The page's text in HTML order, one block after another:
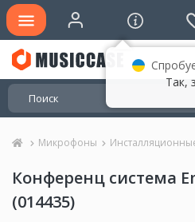
Микрофоны
Конференц система
(014435)
Так,